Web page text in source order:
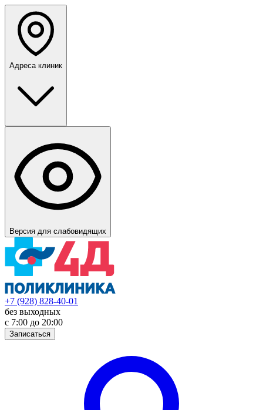
Адреса клиник
Версия для слабовидящих
+7 (928) 828-40-01
без выходных
с 7:00 до 20:00
Записаться